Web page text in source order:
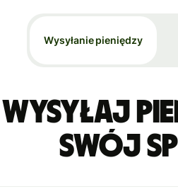
Wysyłanie pieniędzy
Wysyłaj
swój